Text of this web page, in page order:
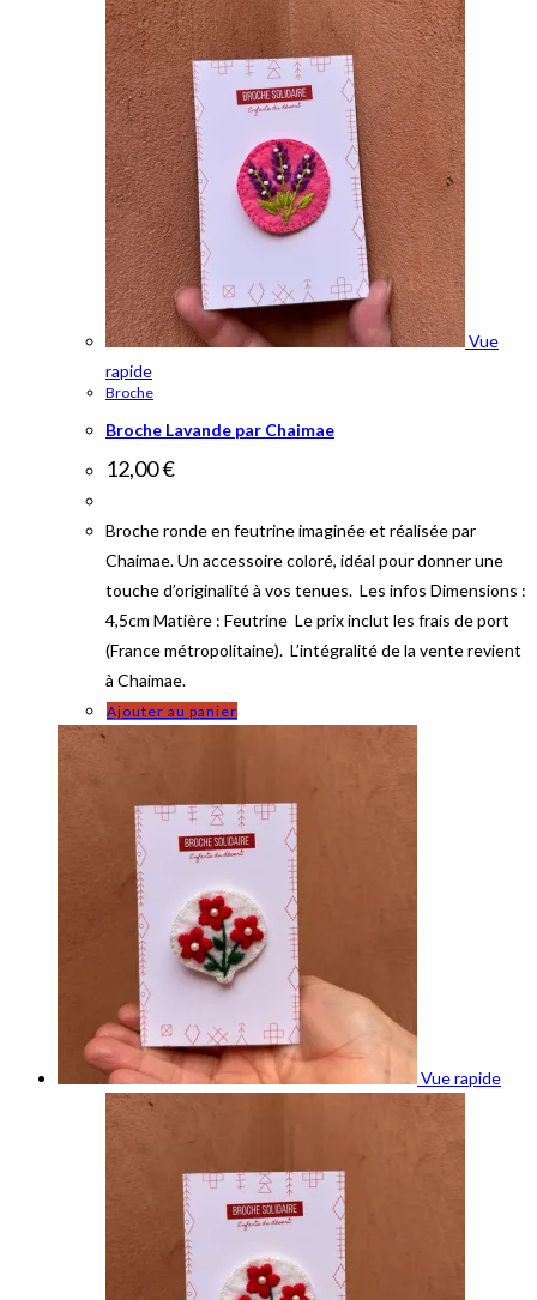
Vue
rapide
Broche
Broche Lavande par Chaimae
12,00€
Broche ronde en feutrine imaginée et réalisée par
Chaimae. Un accessoire coloré, idéal pour donner une
touche d’originalité à vos tenues. Les infos Dimensions :
4,5cm Matière : Feutrine Le prix inclut les frais de port
(France métropolitaine). L’intégralité de la vente revient
à Chaimae.
Ajouter au panier
Vue rapide